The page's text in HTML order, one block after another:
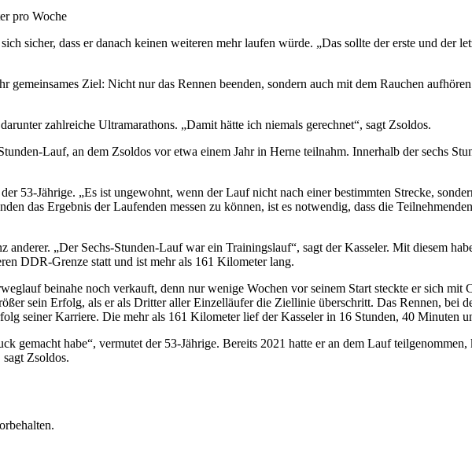
pro Woche
sicher, dass er danach keinen weiteren mehr laufen würde. „Das sollte der erste und der
gemeinsames Ziel: Nicht nur das Rennen beenden, sondern auch mit dem Rauchen
zahlreiche Ultramarathons. „Damit hätte ich niemals gerechnet“, sagt Zsoldos.
Lauf, an dem Zsoldos vor etwa einem Jahr in Herne teilnahm. Innerhalb der sechs
53-Jährige. „Es ist ungewohnt, wenn der Lauf nicht nach einer bestimmten Strecke,
das Ergebnis der Laufenden messen zu können, ist es notwendig, dass die
„Der Sechs-Stunden-Lauf war ein Trainingslauf“, sagt der Kasseler. Mit diesem
DDR-Grenze statt und ist mehr als 161 Kilometer lang.
beinahe noch verkauft, denn nur wenige Wochen vor seinem Start steckte er sich mit
sein Erfolg, als er als Dritter aller Einzelläufer die Ziellinie überschritt. Das Rennen, bei
seiner Karriere. Die mehr als 161 Kilometer lief der Kasseler in 16 Stunden, 40 Minuten
gemacht habe“, vermutet der 53-Jährige. Bereits 2021 hatte er an dem Lauf teilgenommen,
Zsoldos.